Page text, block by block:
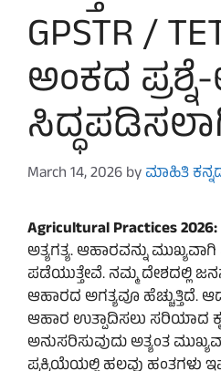
GPSTR /
ಅಂಕದ
March 14, 2026byಮಾಹಿತಿ
Agricultural Practices 2026:
ಅತ್ಯಗತ್ಯ. ಆಹಾರವನ್ನು
ಪಡೆಯುತ್ತೇವೆ. ನಮ್ಮ ದೇಶದಲ್ಲಿ
ಆಹಾರದ ಅಗತ್ಯವೂ ಹೆಚ್ಚುತ್ತಿದೆ.
ಆಹಾರ ಉತ್ಪಾದಿಸಲು ಸರಿಯಾದ
ಅನುಸರಿಸುವುದು ಅತ್ಯಂತ